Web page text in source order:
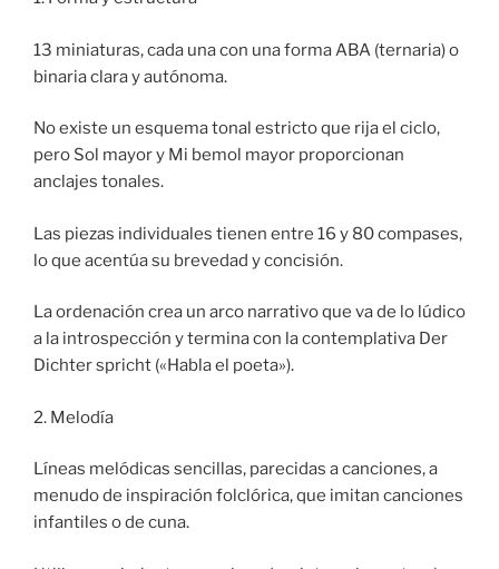
13 miniaturas, cada una con una forma ABA (ternaria) o
binaria clara y autónoma.
No existe un esquema tonal estricto que rija el ciclo,
pero Sol mayor y Mi bemol mayor proporcionan
anclajes tonales.
Las piezas individuales tienen entre 16 y 80 compases,
lo que acentúa su brevedad y concisión.
La ordenación crea un arco narrativo que va de lo lúdico
a la introspección y termina con la contemplativa Der
Dichter spricht («Habla el poeta»).
2. Melodía
Líneas melódicas sencillas, parecidas a canciones, a
menudo de inspiración folclórica, que imitan canciones
infantiles o de cuna.